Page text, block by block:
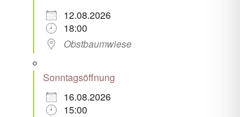
12.08.2026
18:00
Obstbaumwiese
Sonntagsöffnung
16.08.2026
15:00